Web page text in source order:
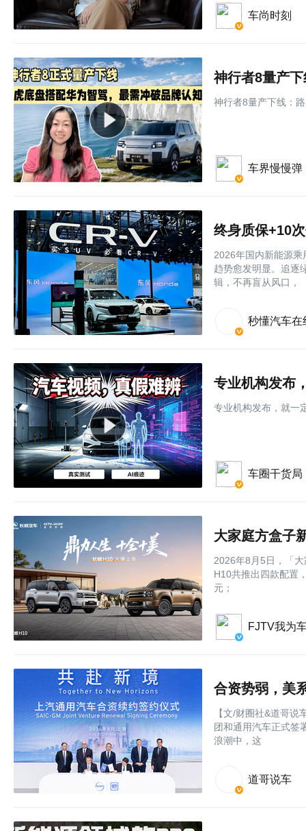
车尚时刻
神行者8量产下线：
车界慢慢弹
终身质保+10
2026年国内新能源
趋势愈发明显。追逐
辑，不再盲从风口，
秒懂汽车在
专业机构发布
专业机构发布，就一
车圈干货局
大家庭方盒子
2026年8月5日，「
H10共推出四款配置
元；
FJTV我为
合资势弱，美
【文/财圈社&道哥
团和通用汽车正式签
浪潮中，这
道哥说车